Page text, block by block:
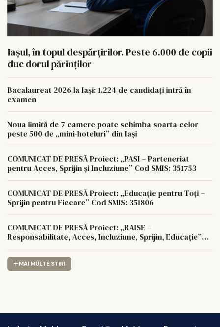
Iașul, în topul despărțirilor. Peste 6.000 de copii
duc dorul părinților
Bacalaureat 2026 la Iași: 1.224 de candidați intră în
examen
Noua limită de 7 camere poate schimba soarta celor
peste 500 de „mini-hoteluri” din Iași
COMUNICAT DE PRESĂ Proiect: „PASI – Parteneriat
pentru Acces, Sprijin și Incluziune” Cod SMIS: 351753
COMUNICAT DE PRESĂ Proiect: „Educație pentru Toți –
Sprijin pentru Fiecare” Cod SMIS: 351806
COMUNICAT DE PRESĂ Proiect: „RAISE –
Responsabilitate, Acces, Incluziune, Sprijin, Educație”
MAI MULTE STIRI